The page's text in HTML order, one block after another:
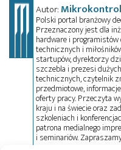
Autor:
Polski portal branżowy
Przeznaczony jest dla
hardware i
technicznych i
startupów, dyrektorzy
szczebla i prezesi
technicznych, czytelnik
przedmiotowe,
oferty pracy. Przeczyta
kraju i na świecie oraz
szkoleniach i
patrona medialnego
i seminariów.